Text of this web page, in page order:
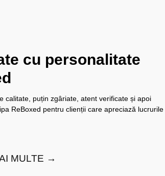
cu personalitate
calitate, puțin zgâriate, atent verificate și apoi
ReBoxed pentru clienții care apreciază lucrurile
MULTE →